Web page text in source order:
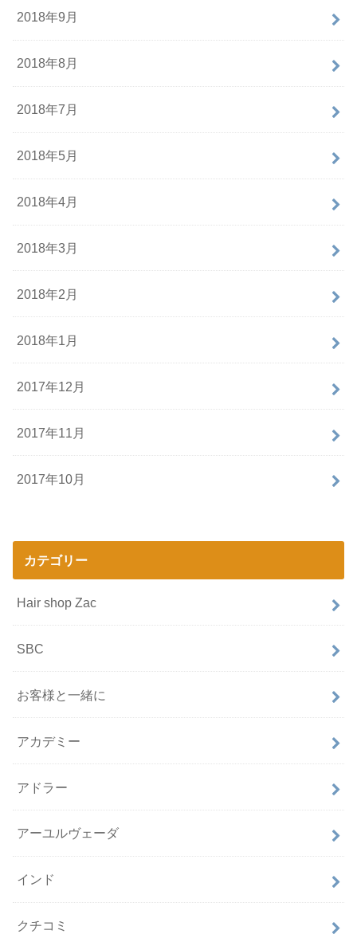
2018年9月
2018年8月
2018年7月
2018年5月
2018年4月
2018年3月
2018年2月
2018年1月
2017年12月
2017年11月
2017年10月
カテゴリー
Hair shop Zac
SBC
お客様と一緒に
アカデミー
アドラー
アーユルヴェーダ
インド
クチコミ